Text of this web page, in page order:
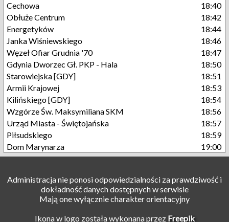
Cechowa
18:40
Obłuże Centrum
18:42
Energetyków
18:44
Janka Wiśniewskiego
18:46
Węzeł Ofiar Grudnia '70
18:47
Gdynia Dworzec Gł. PKP - Hala
18:50
Starowiejska [GDY]
18:51
Armii Krajowej
18:53
Kilińskiego [GDY]
18:54
Wzgórze Św. Maksymiliana SKM
18:56
Urząd Miasta - Świętojańska
18:57
Piłsudskiego
18:59
Dom Marynarza
19:00
Administracja nie ponosi odpowiedzialności za prawdziwość i
dokładność danych dostępnych w serwisie
Mają one wyłącznie charakter orientacyjny
Ikona w logo została wykonana przez Freepik